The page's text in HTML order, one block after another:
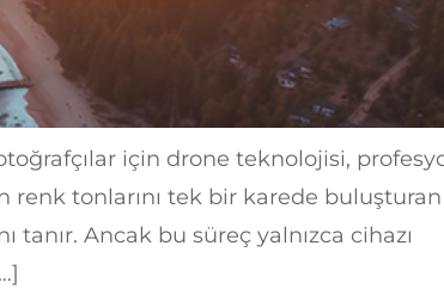
için drone teknolojisi,
renk tonlarını tek bir karede
Ancak bu süreç yalnızca cihazı